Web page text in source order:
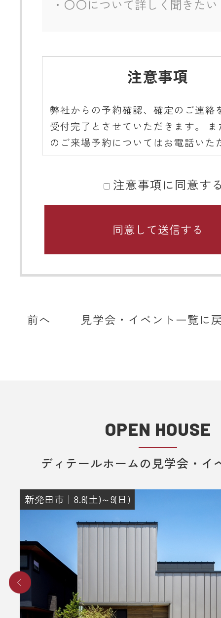
注意事項
弊社からの予約確認、確定のご連絡
受付完了とさせていただきます。
のご来場予約についてはお電話いた
ようご協力をお願いいたします。
■ 携帯メールアドレスのドメイン
関するお願い
携帯メールのドメイン指定受信や、
をしている場合、当サイトからの予
知などを受信できない場合がありま
ディテールホームからのメールは【
メールを受信いただけるよう設定願
2. 当日ご来場いただきます。
3. 弊社のアンケートにご記入いただ
その際に住所のご記入をお願いいた
りさせていただきます。
■ その他、プレゼントに関する注意
み対象とさせていだきます。
・これから住宅の建築やリフォーム
事をご検討されているお客様のみ対
ていただきます。
注意事項に同意す
前へ 見学会・イベント一覧に
OPEN HOUSE
ディテールホームの見学会・イ
新発田市｜8.8(土)～9(日)